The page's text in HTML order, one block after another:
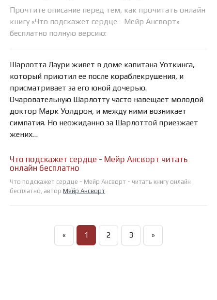
Прочтите описание перед тем, как прочитать онлайн
книгу «Что подскажет сердце - Мейр Ансворт»
бесплатно полную версию:
Шарлотта Лаури живет в доме капитана Уоткинса,
который приютил ее после кораблекрушения, и
присматривает за его юной дочерью.
Очаровательную Шарлотту часто навещает молодой
доктор Марк Уолдрон, и между ними возникает
симпатия. Но неожиданно за Шарлоттой приезжает
жених…
Что подскажет сердце - Мейр Ансворт читать
онлайн бесплатно
Что подскажет сердце - Мейр Ансворт - читать книгу онлайн
бесплатно, автор Мейр Ансворт
« 1 2 3 »